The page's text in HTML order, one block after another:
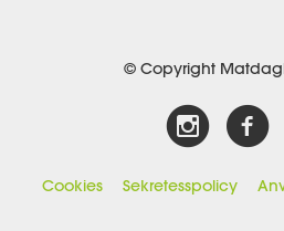
© Copyright
Cookies Sekretesspolicy